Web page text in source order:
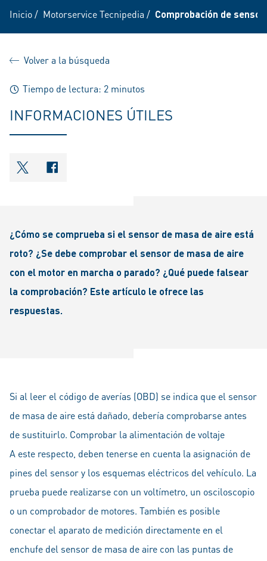
Inicio/ Motorservice Tecnipedia / Comprobación de
Volver a la búsqueda
Tiempo de lectura: 2 minutos
INFORMACIONES ÚTILES
shareOntwitter
shareOnfacebook
¿Cómo se comprueba si el sensor de masa de aire está
roto? ¿Se debe comprobar el sensor de masa de aire
con el motor en marcha o parado? ¿Qué puede falsear
la comprobación? Este artículo le ofrece las
respuestas.
Si al leer el código de averías (OBD) se indica que el sensor
de masa de aire está dañado, debería comprobarse antes
de sustituirlo. Comprobar la alimentación de voltaje
A este respecto, deben tenerse en cuenta la asignación de
pines del sensor y los esquemas eléctricos del vehículo. La
prueba puede realizarse con un voltímetro, un osciloscopio
o un comprobador de motores. También es posible
conectar el aparato de medición directamente en el
enchufe del sensor de masa de aire con las puntas de